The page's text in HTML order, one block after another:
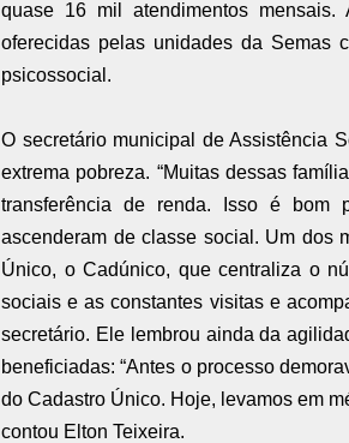
quase 16 mil atendimentos
oferecidas pelas unidades da Semas
psicossocial.
O secretário municipal de Assistência
extrema pobreza. “Muitas dessas
transferência de renda. Isso é bom
ascenderam de classe social. Um dos
Único, o Cadúnico, que centraliza o
sociais e as constantes visitas e
secretário. Ele lembrou ainda da
beneficiadas: “Antes o processo
do Cadastro Único. Hoje, levamos em
contou Elton Teixeira.